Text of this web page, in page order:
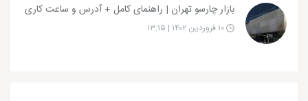
بازار چارسو تهران | راهنمای کامل + آدرس و ساعت کاری